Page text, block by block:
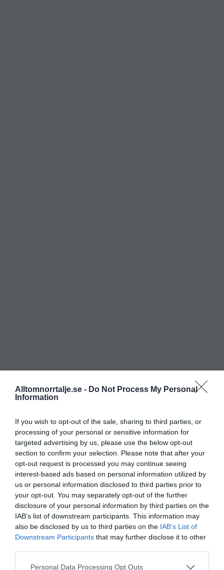
Alltomnorrtalje.se - Do Not Process My Personal
Information
If you wish to opt-out of the sale, sharing to third parties, or
processing of your personal or sensitive information for
targeted advertising by us, please use the below opt-out
section to confirm your selection. Please note that after your
opt-out request is processed you may continue seeing
interest-based ads based on personal information utilized by
us or personal information disclosed to third parties prior to
your opt-out. You may separately opt-out of the further
disclosure of your personal information by third parties on the
IAB’s list of downstream participants. This information may
also be disclosed by us to third parties on the IAB’s List of
Downstream Participants that may further disclose it to other
Personal Data Processing Opt Outs